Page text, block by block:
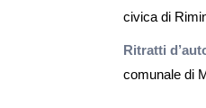
civica di
Ritratti
comunale di